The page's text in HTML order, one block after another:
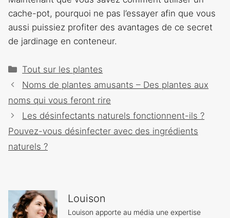
cache-pot, pourquoi ne pas l’essayer afin que vous
aussi puissiez profiter des avantages de ce secret
de jardinage en conteneur.
Catégories
Tout sur les plantes
Navigation
articles
Noms de plantes amusants – Des plantes aux
noms qui vous feront rire
Les désinfectants naturels fonctionnent-ils ?
Pouvez-vous désinfecter avec des ingrédients
naturels ?
Louison
Louison apporte au média une expertise